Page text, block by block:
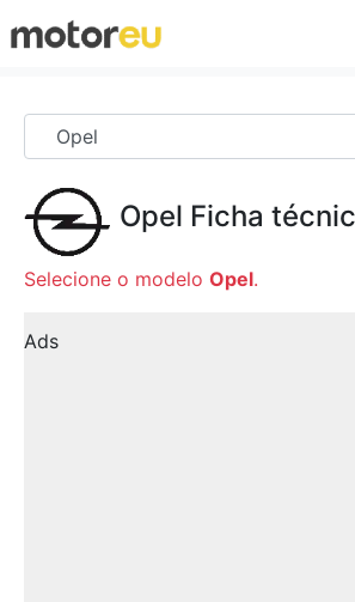
Opel Ficha
Selecione o modelo Opel.
Ads